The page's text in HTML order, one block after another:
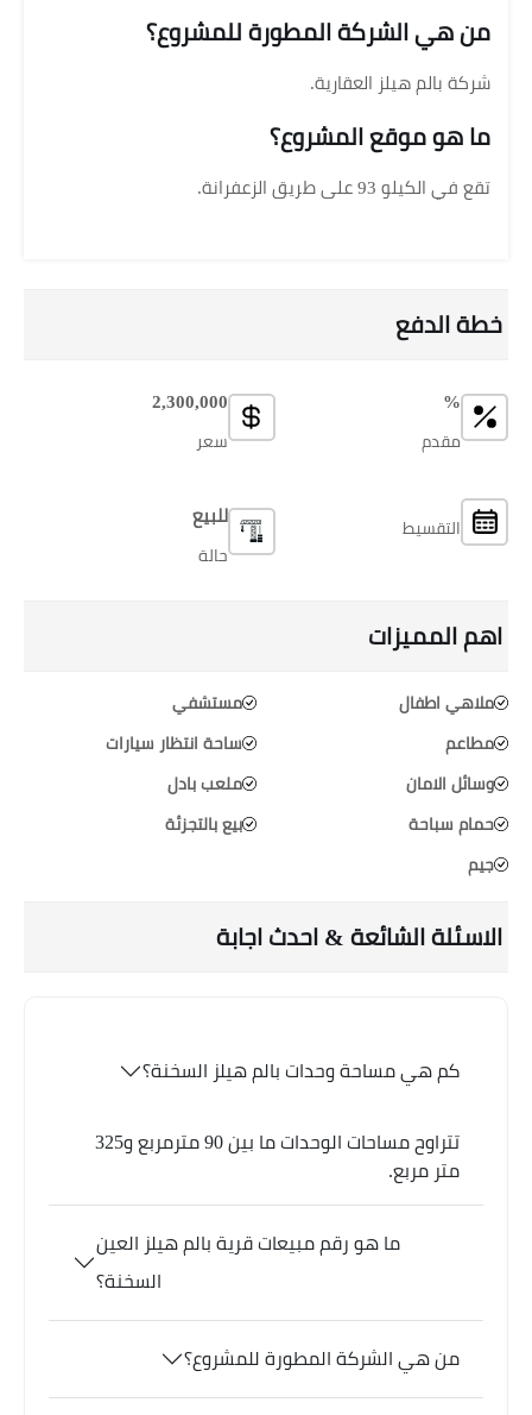
من هي الشركة المطورة للمشروع؟
شركة بالم هيلز العقارية.
ما هو موقع المشروع؟
تقع في الكيلو 93 على طريق الزعفرانة.
خطة الدفع
%
مقدم
التقسيط
2,300,000
سعر
للبيع
حالة
اهم المميزات
ملاهي اطفال
مطاعم
وسائل الامان
حمام سباحة
جيم
مستشفي
ساحة انتظار سيارات
ملعب بادل
بيع بالتجزئة
الاسئلة الشائعة & احدث اجابة
كم هي مساحة وحدات بالم هيلز السخنة؟
تتراوح مساحات الوحدات ما بين 90 مترمربع و325
متر مربع.
ما هو رقم مبيعات قرية بالم هيلز العين
السخنة؟
من هي الشركة المطورة للمشروع؟